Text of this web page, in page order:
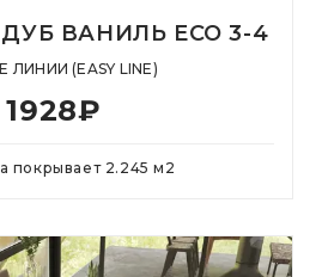
ДУБ ВАНИЛЬ ЕСО 3-4
ЛИНИИ (EASY LINE)
1928₽
покрывает 2.245 м 2